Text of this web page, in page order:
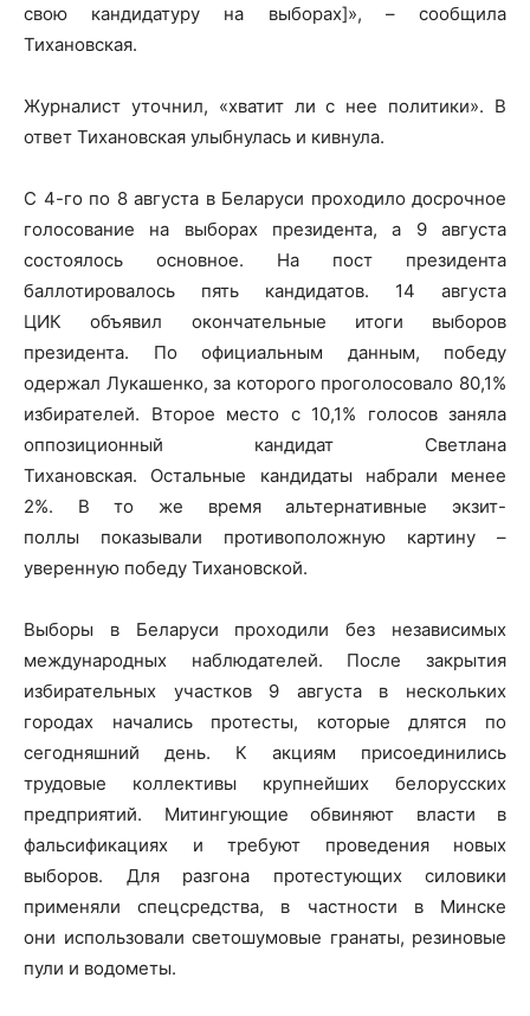
свою кандидатуру на выборах]», – сообщила
Тихановская.
Журналист уточнил, «хватит ли с нее политики». В
ответ Тихановская улыбнулась и кивнула.
С 4-го по 8 августа в Беларуси проходило досрочное
голосование на выборах президента, а 9 августа
состоялось основное. На пост президента
баллотировалось пять кандидатов. 14 августа
ЦИК объявил окончательные итоги выборов
президента. По официальным данным, победу
одержал Лукашенко, за которого проголосовало 80,1%
избирателей. Второе место с 10,1% голосов заняла
оппозиционный кандидат Светлана
Тихановская. Остальные кандидаты набрали менее
2%. В то же время альтернативные экзит-
поллы показывали противоположную картину –
уверенную победу Тихановской.
Выборы в Беларуси проходили без независимых
международных наблюдателей. После закрытия
избирательных участков 9 августа в нескольких
городах начались протесты, которые длятся по
сегодняшний день. К акциям присоединились
трудовые коллективы крупнейших белорусских
предприятий. Митингующие обвиняют власти в
фальсификациях и требуют проведения новых
выборов. Для разгона протестующих силовики
применяли спецсредства, в частности в Минске
они использовали светошумовые гранаты, резиновые
пули и водометы.